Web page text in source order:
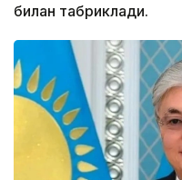
билан табриклади.